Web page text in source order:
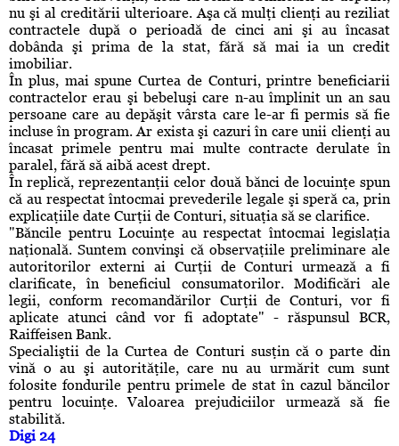
nu şi al creditării ulterioare. Aşa că mulţi clienţi au reziliat
contractele după o perioadă de cinci ani şi au încasat
dobânda şi prima de la stat, fără să mai ia un credit
imobiliar.
În plus, mai spune Curtea de Conturi, printre beneficiarii
contractelor erau şi bebeluşi care n-au împlinit un an sau
persoane care au depăşit vârsta care le-ar fi permis să fie
incluse în program. Ar exista şi cazuri în care unii clienţi au
încasat primele pentru mai multe contracte derulate în
paralel, fără să aibă acest drept.
În replică, reprezentanţii celor două bănci de locuinţe spun
că au respectat întocmai prevederile legale şi speră ca, prin
explicaţiile date Curţii de Conturi, situaţia să se clarifice.
"Băncile pentru Locuinţe au respectat întocmai legislaţia
naţională. Suntem convinşi că observaţiile preliminare ale
autoritorilor externi ai Curţii de Conturi urmează a fi
clarificate, în beneficiul consumatorilor. Modificări ale
legii, conform recomandărilor Curţii de Conturi, vor fi
aplicate atunci când vor fi adoptate" - răspunsul BCR,
Raiffeisen Bank.
Specialiştii de la Curtea de Conturi susţin că o parte din
vină o au şi autorităţile, care nu au urmărit cum sunt
folosite fondurile pentru primele de stat în cazul băncilor
pentru locuinţe. Valoarea prejudiciilor urmează să fie
stabilită.
Digi 24